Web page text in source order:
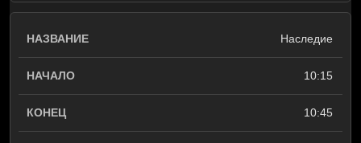
Наследие
10:15
10:45